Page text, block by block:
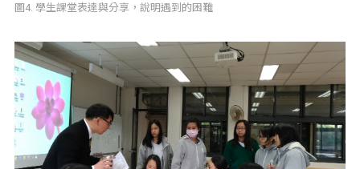
圖4. 學生課堂表達與分享，說明遇到的困難